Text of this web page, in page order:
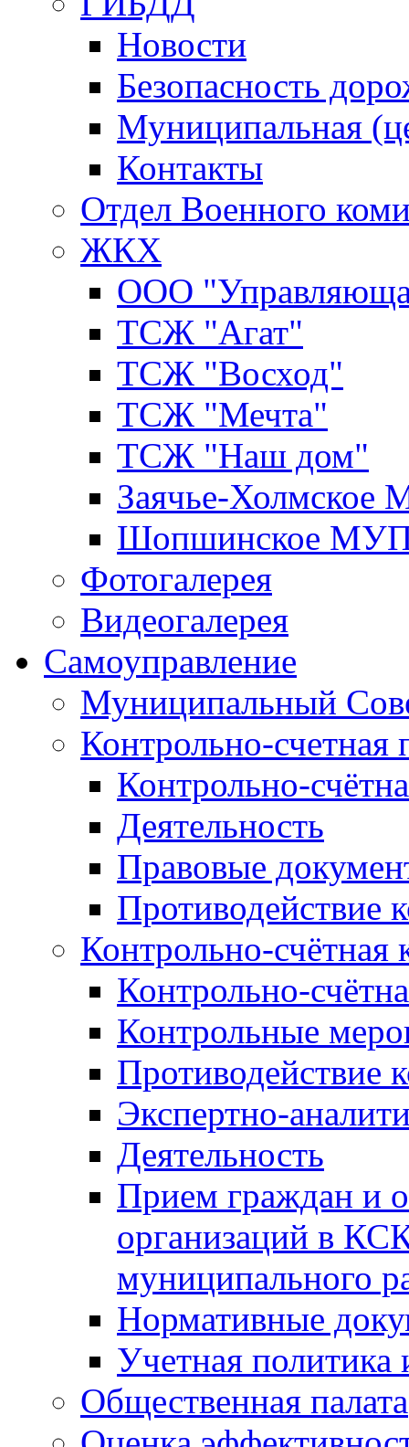
Новости
Безопасность
Муниципальная
Контакты
Отдел Военного
ЖКХ
ООО
ТСЖ "Агат"
ТСЖ "Восход"
ТСЖ "Мечта"
ТСЖ "Наш дом"
Заячье-
Шопшинское
Фотогалерея
Видеогалерея
Самоуправление
Муниципальный
Контрольно-счетная
Контрольно-
Деятельность
Правовые
Противодействие
Контрольно-счётная
Контрольно-
Контрольные
Противодействие
Экспертно-
Деятельность
Прием граждан и
организаций в
муниципального
Нормативные
Учетная политика
Общественная палата